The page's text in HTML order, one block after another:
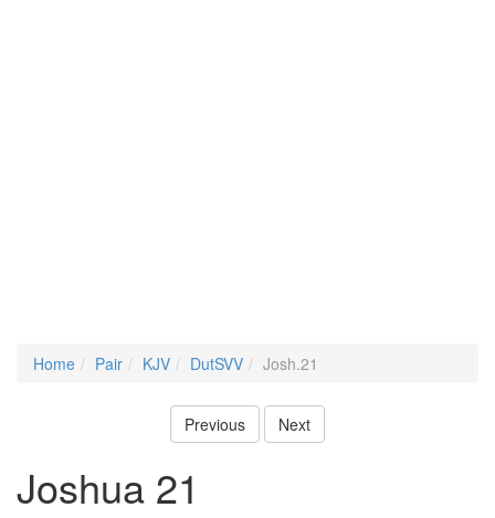
Home Pair KJV DutSVV Josh.21
Previous Next
Joshua 21